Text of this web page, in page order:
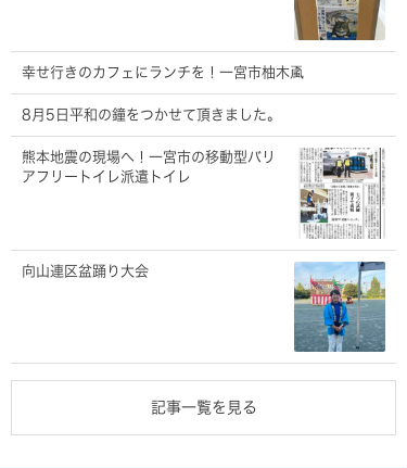
幸せ行きのカフェにランチを！一宮市柚木颪
8月5日平和の鐘をつかせて頂きました。
熊本地震の現場へ！一宮市の移動型バリ
アフリートイレ派遣トイレ
向山連区盆踊り大会
記事一覧を見る